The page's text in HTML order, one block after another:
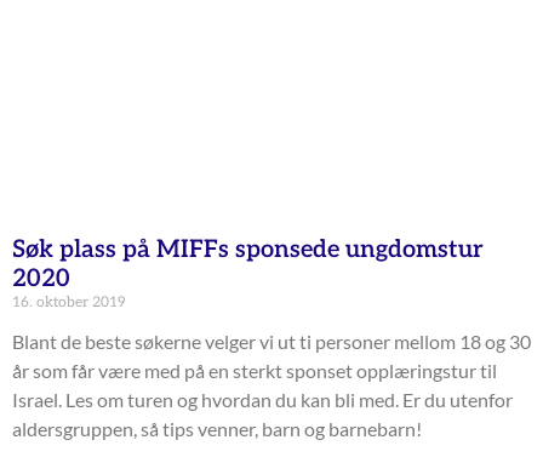
Søk plass på MIFFs sponsede ungdomstur
2020
16. oktober 2019
Blant de beste søkerne velger vi ut ti personer mellom 18 og 30
år som får være med på en sterkt sponset opplæringstur til
Israel. Les om turen og hvordan du kan bli med. Er du utenfor
aldersgruppen, så tips venner, barn og barnebarn!